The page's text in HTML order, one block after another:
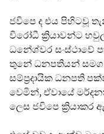
ජවිපෙ ද එය පිහිටවූ
විරෝධී ක්‍රියාවන්ට
ධනේශ්වර සංස්ථාවේ
තුනේ ධනපතියන් සමග
සම්ප්‍රදායික ධනපති
වෙමින්, ඒවායේ
ලෙස ජවිපෙ ක්‍රියාකර